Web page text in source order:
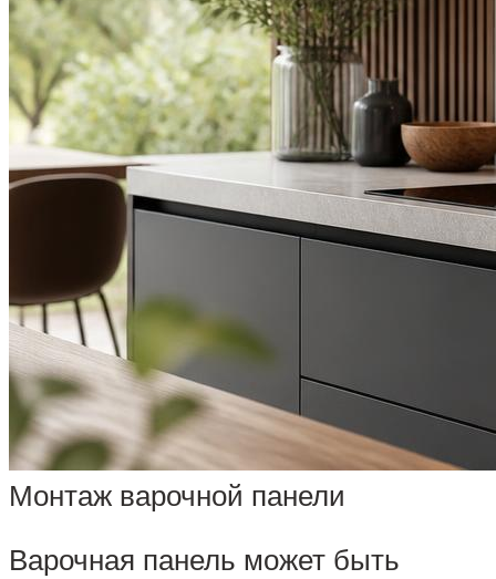
Монтаж варочной панели
Варочная панель может быть